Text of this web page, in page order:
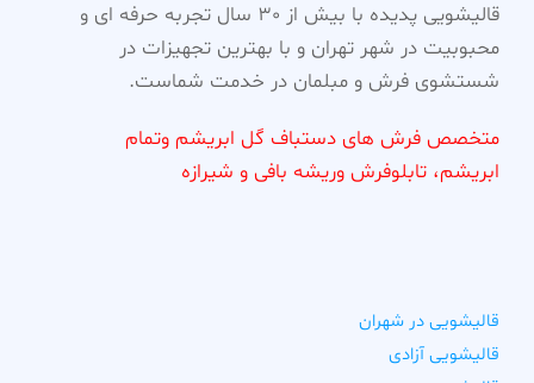
قالیشویی پدیده با بیش از 30 سال تجربه حرفه ای و
محبوبیت در شهر تهران و با بهترین تجهیزات در
شستشوی فرش و مبلمان در خدمت شماست.
متخصص فرش های دستباف گل ابریشم وتمام
ابریشم، تابلوفرش وریشه بافی و شیرازه
قالیشویی در شهران
قالیشویی آزادی